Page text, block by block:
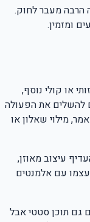
הרבה מעבר לחוק.
ומזמין.
או קולי נוסף,
להשלים את הפעולה
מילוי שאלון או
עיצוב מאוזן,
עם אלמנטים
גם תוכן סטטי אבל